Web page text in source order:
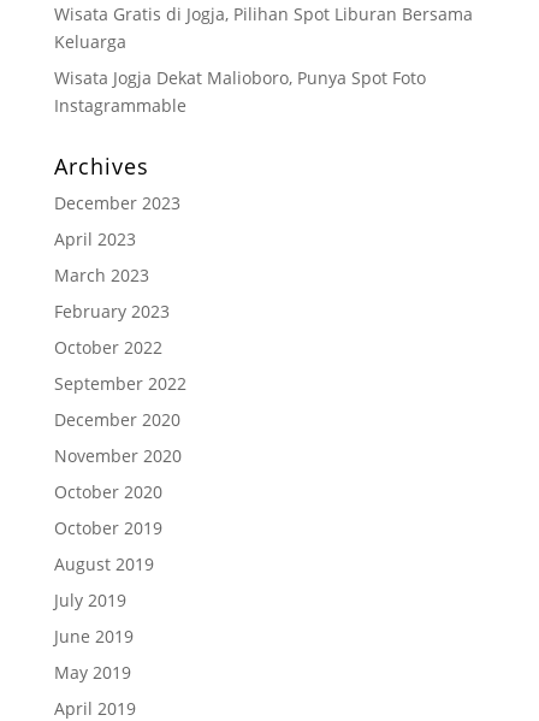
Wisata Gratis di Jogja, Pilihan Spot Liburan Bersama
Keluarga
Wisata Jogja Dekat Malioboro, Punya Spot Foto
Instagrammable
Archives
December 2023
April 2023
March 2023
February 2023
October 2022
September 2022
December 2020
November 2020
October 2020
October 2019
August 2019
July 2019
June 2019
May 2019
April 2019